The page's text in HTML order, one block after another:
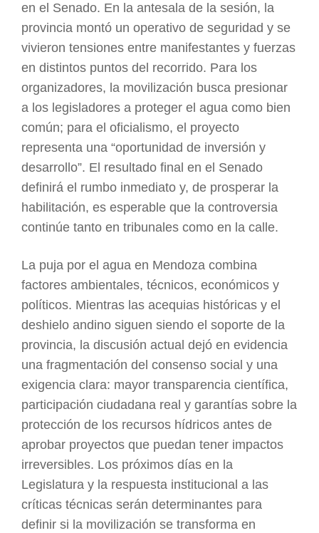
en el Senado. En la antesala de la sesión, la
provincia montó un operativo de seguridad y se
vivieron tensiones entre manifestantes y fuerzas
en distintos puntos del recorrido. Para los
organizadores, la movilización busca presionar
a los legisladores a proteger el agua como bien
común; para el oficialismo, el proyecto
representa una “oportunidad de inversión y
desarrollo”. El resultado final en el Senado
definirá el rumbo inmediato y, de prosperar la
habilitación, es esperable que la controversia
continúe tanto en tribunales como en la calle.
La puja por el agua en Mendoza combina
factores ambientales, técnicos, económicos y
políticos. Mientras las acequias históricas y el
deshielo andino siguen siendo el soporte de la
provincia, la discusión actual dejó en evidencia
una fragmentación del consenso social y una
exigencia clara: mayor transparencia científica,
participación ciudadana real y garantías sobre la
protección de los recursos hídricos antes de
aprobar proyectos que puedan tener impactos
irreversibles. Los próximos días en la
Legislatura y la respuesta institucional a las
críticas técnicas serán determinantes para
definir si la movilización se transforma en